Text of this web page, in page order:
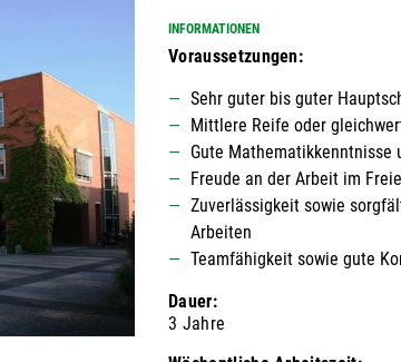
INFORMATIONEN
Voraussetzungen:
Sehr guter bis guter
Mittlere Reife oder
Gute Mathematikkenntnisse
Freude an der Arbeit im
Zuverlässigkeit sowie
Arbeiten
Teamfähigkeit sowie gute
Dauer:
3 Jahre